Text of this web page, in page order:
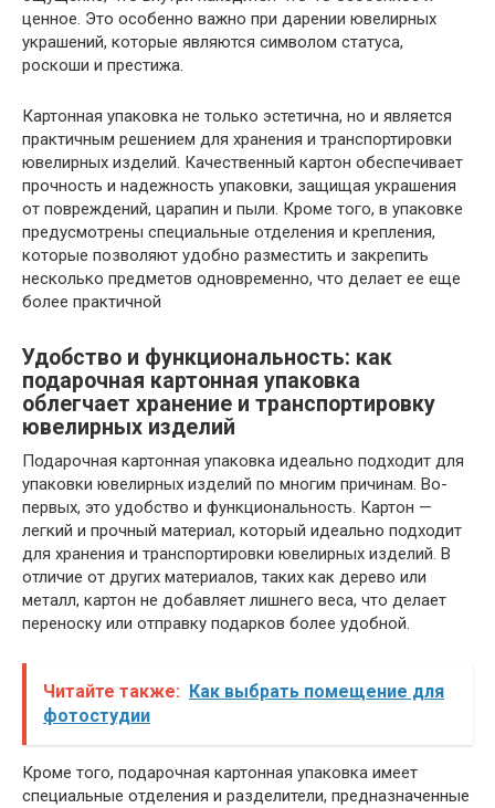
ценное. Это особенно важно при дарении ювелирных
украшений, которые являются символом статуса,
роскоши и престижа.
Картонная упаковка не только эстетична, но и является
практичным решением для хранения и транспортировки
ювелирных изделий. Качественный картон обеспечивает
прочность и надежность упаковки, защищая украшения
от повреждений, царапин и пыли. Кроме того, в упаковке
предусмотрены специальные отделения и крепления,
которые позволяют удобно разместить и закрепить
несколько предметов одновременно, что делает ее еще
более практичной
Удобство и функциональность: как
подарочная картонная упаковка
облегчает хранение и транспортировку
ювелирных изделий
Подарочная картонная упаковка идеально подходит для
упаковки ювелирных изделий по многим причинам. Во-
первых, это удобство и функциональность. Картон —
легкий и прочный материал, который идеально подходит
для хранения и транспортировки ювелирных изделий. В
отличие от других материалов, таких как дерево или
металл, картон не добавляет лишнего веса, что делает
переноску или отправку подарков более удобной.
Читайте также: Как выбрать помещение для
фотостудии
Кроме того, подарочная картонная упаковка имеет
специальные отделения и разделители, предназначенные